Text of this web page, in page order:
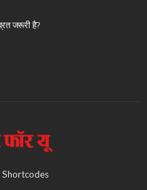
जरूरी है?
Shortcodes